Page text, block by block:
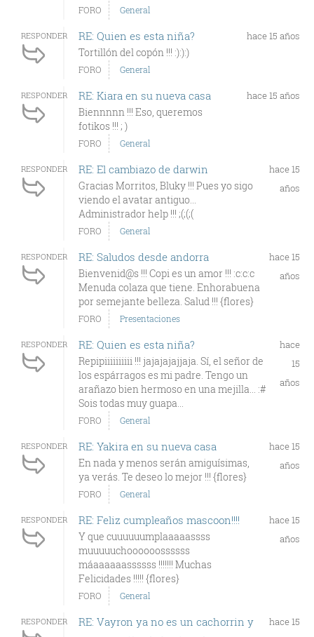
FORO General
RESPONDER RE: Quien es esta niña?
Tortillón del copón !!! :):):)
hace 15 años
FORO General
RESPONDER RE: Kiara en su nueva casa
Biennnnn !!! Eso, queremos
fotikos !!! ; )
hace 15 años
FORO General
RESPONDER RE: El cambiazo de darwin
Gracias Morritos, Bluky !!! Pues yo sigo
viendo el avatar antiguo...
Administrador help !!! ;(;(;(
hace 15
años
FORO General
RESPONDER RE: Saludos desde andorra
Bienvenid@s !!! Copi es un amor !!! :c:c:c
Menuda colaza que tiene. Enhorabuena
por semejante belleza. Salud !!! {flores}
hace 15
años
FORO Presentaciones
RESPONDER RE: Quien es esta niña?
Repipiiiiiiiiii !!! jajajajajjaja. Sí, el señor de
los espárragos es mi padre. Tengo un
arañazo bien hermoso en una mejilla... :#
Sois todas muy guapa...
hace
15
años
FORO General
RESPONDER RE: Yakira en su nueva casa
En nada y menos serán amiguísimas,
ya verás. Te deseo lo mejor !!! {flores}
hace 15
años
FORO General
RESPONDER RE: Feliz cumpleaños mascoon!!!!
Y que cuuuuuumplaaaaassss
muuuuuchoooooossssss
máaaaaaassssss !!!!!!! Muchas
Felicidades !!!!! {flores}
hace 15
años
FORO General
RESPONDER
RE: Vayron ya no es un cachorrin y
hace 15